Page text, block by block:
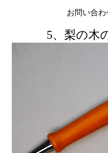
お問い合わ
5、梨の木